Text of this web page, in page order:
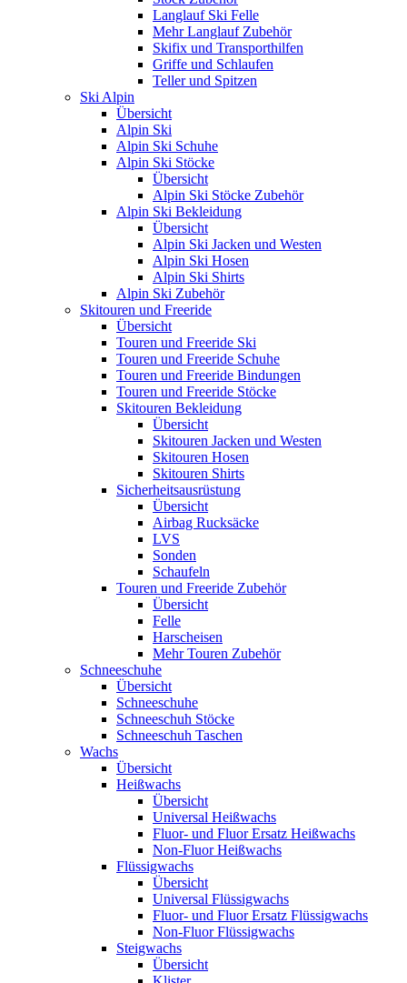
Langlauf Ski Felle
Mehr Langlauf Zubehör
Skifix und Transporthilfen
Griffe und Schlaufen
Teller und Spitzen
Ski Alpin
Übersicht
Alpin Ski
Alpin Ski Schuhe
Alpin Ski Stöcke
Übersicht
Alpin Ski Stöcke Zubehör
Alpin Ski Bekleidung
Übersicht
Alpin Ski Jacken und Westen
Alpin Ski Hosen
Alpin Ski Shirts
Alpin Ski Zubehör
Skitouren und Freeride
Übersicht
Touren und Freeride Ski
Touren und Freeride Schuhe
Touren und Freeride Bindungen
Touren und Freeride Stöcke
Skitouren Bekleidung
Übersicht
Skitouren Jacken und Westen
Skitouren Hosen
Skitouren Shirts
Sicherheitsausrüstung
Übersicht
Airbag Rucksäcke
LVS
Sonden
Schaufeln
Touren und Freeride Zubehör
Übersicht
Felle
Harscheisen
Mehr Touren Zubehör
Schneeschuhe
Übersicht
Schneeschuhe
Schneeschuh Stöcke
Schneeschuh Taschen
Wachs
Übersicht
Heißwachs
Übersicht
Universal Heißwachs
Fluor- und Fluor Ersatz Heißwachs
Non-Fluor Heißwachs
Flüssigwachs
Übersicht
Universal Flüssigwachs
Fluor- und Fluor Ersatz Flüssigwachs
Non-Fluor Flüssigwachs
Steigwachs
Übersicht